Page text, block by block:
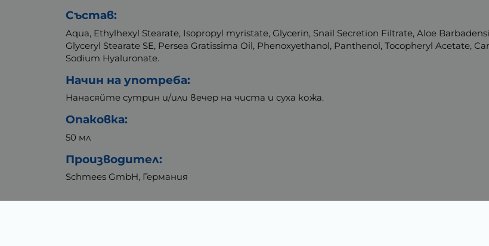
Състав:
Aqua, Ethylhexyl Stearate, Isopropyl myristate, Glycerin, Snail Secretion Filtrate, Aloe
Glyceryl Stearate SE, Persea Gratissima Oil, Phenoxyethanol, Panthenol, Tocopheryl Acetate,
Sodium Hyaluronate.
Начин на употреба:
Нанасяйте сутрин и/или вечер на чиста и суха кожа.
Опаковка:
50 мл
Производител:
Schmees GmbH, Германия